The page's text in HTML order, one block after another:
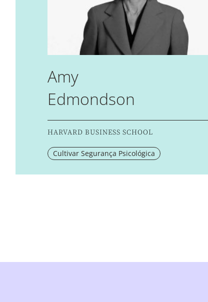
Amy
Edmondson
HARVARD BUSINESS SCHOOL
Cultivar Segurança Psicológica